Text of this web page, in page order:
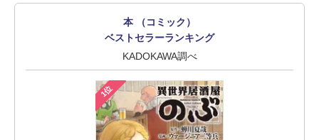
本 （コミック）
ベストセラーランキング
KADOKAWA調べ
1位